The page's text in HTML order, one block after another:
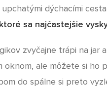
dýchacími
sa najčastejšie
zvyčajne trápi na jar
oknom, ale môžete si ho
do spálne si preto